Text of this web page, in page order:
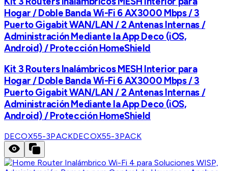
Hogar / Doble Banda Wi-Fi 6 AX3000 Mbps / 3
Puerto Gigabit WAN/LAN / 2 Antenas Internas /
Administración Mediante la App Deco (iOS,
Android) / Protección HomeShield
Kit 3 Routers Inalámbricos MESH Interior para
Hogar / Doble Banda Wi-Fi 6 AX3000 Mbps / 3
Puerto Gigabit WAN/LAN / 2 Antenas Internas /
Administración Mediante la App Deco (iOS,
Android) / Protección HomeShield
DECOX55-3PACKDECOX55-3PACK